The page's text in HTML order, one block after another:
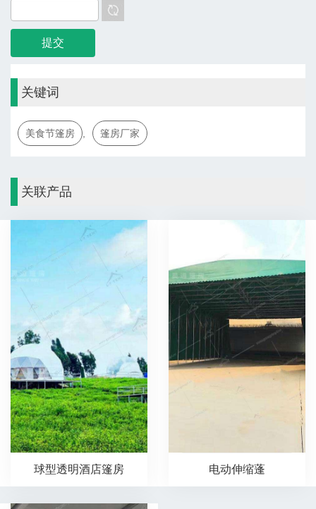
关键词
美食节篷房 篷房厂家
关联产品
球型透明酒店篷房 电动伸缩蓬